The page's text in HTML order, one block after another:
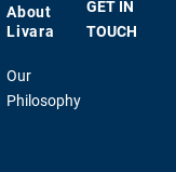
About
Livara
Our
Philosophy
GET IN
TOUCH